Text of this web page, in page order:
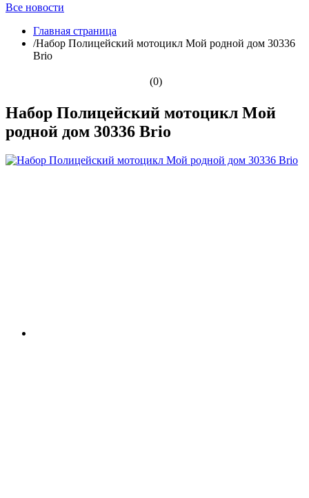
Все новости
Главная страница
/Набор Полицейский мотоцикл Мой родной дом 30336
Brio
(0)
Набор Полицейский мотоцикл Мой
родной дом 30336 Brio